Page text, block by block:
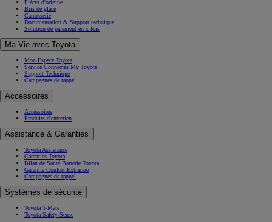
Pièces d'origine
Bris de glace
Carrosserie
Documentation & Support technique
Solution de paiement en x fois
Ma Vie avec Toyota
Mon Espace Toyota
Service Connectés My Toyota
Support Technique
Campagnes de rappel
Accessoires
Accessoires
Produits d'entretien
Assistance & Garanties
Toyota Assistance
Garanties Toyota
Bilan de Santé Batterie Toyota
Garantie Confort Extracare
Campagnes de rappel
Systèmes de sécurité
Toyota T-Mate
Toyota Safety Sense